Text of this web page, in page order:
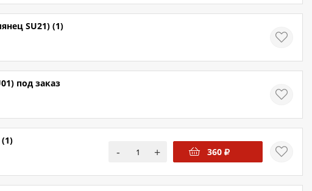
SU21) (1)
под заказ
- + 360